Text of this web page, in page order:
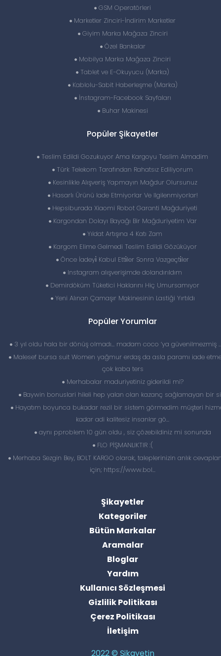
GSM Operatörleri
Marketler Zinciri-İndirim Marketler
Giyim Marka Mağaza Zinciri
Özel Bankalar
Mobilya Marka Mağaza Zinciri
Tablet ve E-Okuyucu (Marka)
Kablolu-Sabit Haberleşme (Marka)
İnstagram-Facebook Sayfaları
Buhar Makinesi
Popüler Şikayetler
Teslim Edildi Gozukuyor Ama Kargoyu Teslim Almadim
Türk Telekom Tarafından Rahatsız Ediliyorum
Kesinlikle Alışveriş Yapmayın Mağdur Olursunuz
Hasarlı Ürünü Iade Etmiyorlar Ve Ilgilenmiyorlar!
Hepsiburada Xiaomi Robot Garanti Mağduriyeti
Kargondan Dolayı Bayağı Bir Mağduriyetim Var
Yıldat Artışına 4 Katı Zam
Kargom Elime Gelmedi Teslim Edildi Gözüküyor
Önce İadeyi̇ Kabul Etti̇ler Sonra Vazgeçti̇ler
Instagram alışverişimde dolandırıldım
Demirdöküm Tüketici Haklarını Hiç Umursamıyor
Yeni Alınan Çamaşır Makinesinin Lastiği Yırtıldı
Popüler Yorumlar
3 yıl oldu hala bir dönüş olmadı… madam coco ‘ya güvenilmezmiş
Malesef bursa suit Women yağmur erdaş da asla paramı iade
çok kaba ters
Merhabalar maduriyetiniz giderildi mi?
Baywin bonuslari hileli hep yalan olan kazanç sağlamayan bir
Hayatım boyunca bukadar rezil bir sistem görmedim müşteri
kadar adi kalitesiz insanlar gö...
aynı pproblem 10 gün oldu , siz çözebildiniz mi sonunda
FLO PİŞMANLIKTIR :(
Merhaba Sezgin Bey, BOLT KARGO olarak, taleplerinizin anlık
için; https://www.bol...
Şikayetler
Kategoriler
Bütün Markalar
Aramalar
Bloglar
Yardım
Kullanıcı Sözleşmesi
Gizlilik Politikası
Çerez Politikası
İletişim
2022 © Şikayetin